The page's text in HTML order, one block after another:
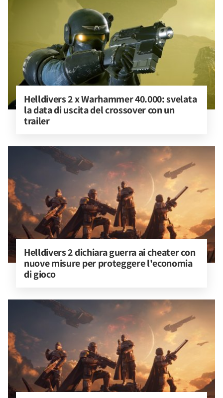
Helldivers 2 x Warhammer 40.000: svelata
la data di uscita del crossover con un
trailer
Helldivers 2 dichiara guerra ai cheater con
nuove misure per proteggere l'economia
di gioco